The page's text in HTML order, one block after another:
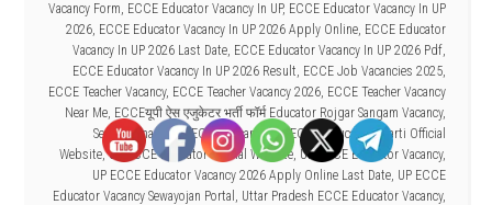
Vacancy Form, ECCE Educator Vacancy In UP, ECCE Educator Vacancy In UP
2026, ECCE Educator Vacancy In UP 2026 Apply Online, ECCE Educator
Vacancy In UP 2026 Last Date, ECCE Educator Vacancy In UP 2026 Pdf,
ECCE Educator Vacancy In UP 2026 Result, ECCE Job Vacancies 2025,
ECCE Teacher Vacancy, ECCE Teacher Vacancy 2026, ECCE Teacher Vacancy
Near Me, ECCEयूपी ऐस एजुकेटर भर्ती फॉर्म Educator Rojgar Sangam Vacancy,
Seva Yojana Portal ECCE Vacancy,UP ECCE Educator Bharti Official
Website,UP ECCE Educator Official Website, UP ECCE Educator Vacancy,
UP ECCE Educator Vacancy 2026 Apply Online Last Date, UP ECCE
Educator Vacancy Sewayojan Portal , Uttar Pradesh ECCE Educator Vacancy,